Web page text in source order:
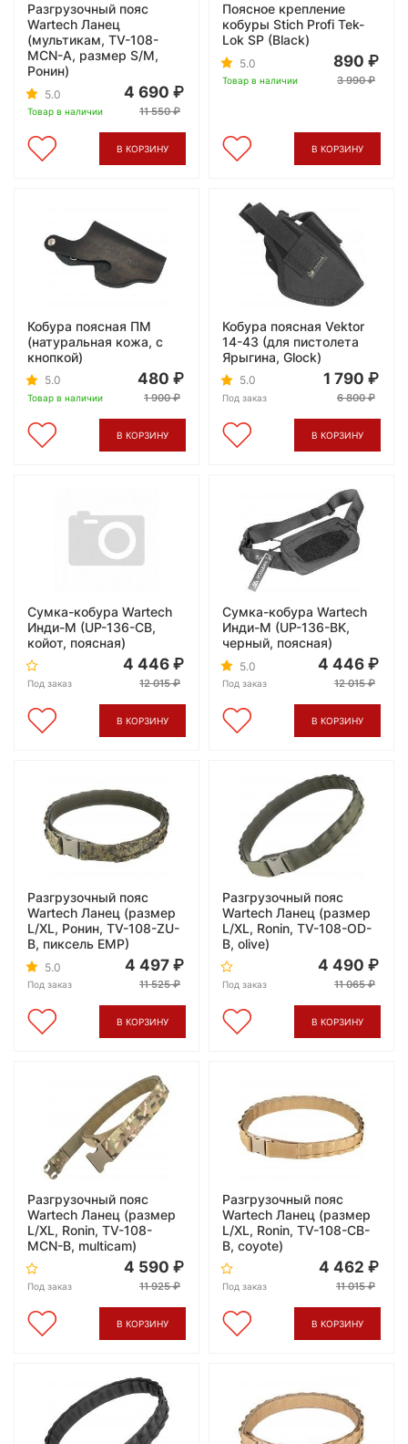
Разгрузочный пояс
Wartech Ланец
(мультикам, TV-108-
MCN-A, размер S/M,
Ронин)
5.0
Товар в наличии
4 690
11 550
В КОРЗИНУ
Поясное крепление
кобуры Stich Profi Tek-
Lok SP (Black)
5.0
Товар в наличии
890
3 990
В КОРЗИНУ
Кобура поясная ПМ
(натуральная кожа, с
кнопкой)
5.0
Товар в наличии
480
1 900
В КОРЗИНУ
Кобура поясная Vektor
14-43 (для пистолета
Ярыгина, Glock)
5.0
Под заказ
1 790
6 800
В КОРЗИНУ
Сумка-кобура Wartech
Инди-М (UP-136-CB,
койот, поясная)
Под заказ
4 446
12 015
В КОРЗИНУ
Сумка-кобура Wartech
Инди-М (UP-136-BK,
черный, поясная)
5.0
Под заказ
4 446
12 015
В КОРЗИНУ
Разгрузочный пояс
Wartech Ланец (размер
L/XL, Ронин, TV-108-ZU-
B, пиксель ЕМР)
5.0
Под заказ
4 497
11 525
В КОРЗИНУ
Разгрузочный пояс
Wartech Ланец (размер
L/XL, Ronin, TV-108-OD-
B, olive)
Под заказ
4 490
11 065
В КОРЗИНУ
Разгрузочный пояс
Wartech Ланец (размер
L/XL, Ronin, TV-108-
MCN-B, multicam)
Под заказ
4 590
11 925
В КОРЗИНУ
Разгрузочный пояс
Wartech Ланец (размер
L/XL, Ronin, TV-108-CB-
B, coyote)
Под заказ
4 462
11 015
В КОРЗИНУ